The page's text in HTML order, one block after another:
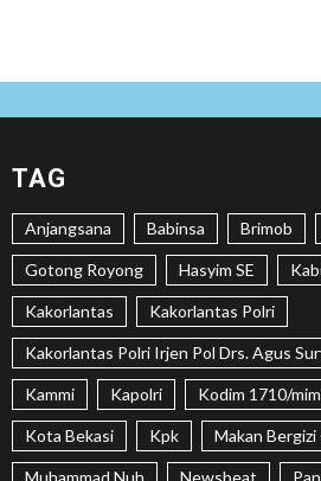
NEWS
Bantu
13/
Liter
Gratis
Pesayah
3
NEWS
Siaga
APAR
TAG
Anjangsana Babinsa Brimob
Gotong Royong Hasyim SE
Kakorlantas Kakorlantas Polri
Kakorlantas Polri Irjen Pol Drs. Agus
Kammi Kapolri Kodim 1710/
Kota Bekasi Kpk Makan
Muhammad Nuh Newsbeat